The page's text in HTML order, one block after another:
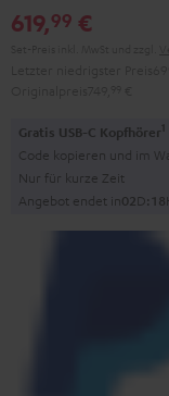
619,99 €
Gratis USB-C Kopfhörer1
Code kopieren und im
Nur für kurze Zeit
Angebot endet in02D:18